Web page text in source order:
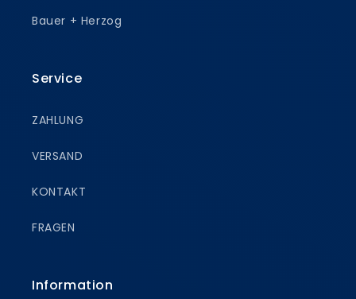
Bauer + Herzog
Service
ZAHLUNG
VERSAND
KONTAKT
FRAGEN
Information